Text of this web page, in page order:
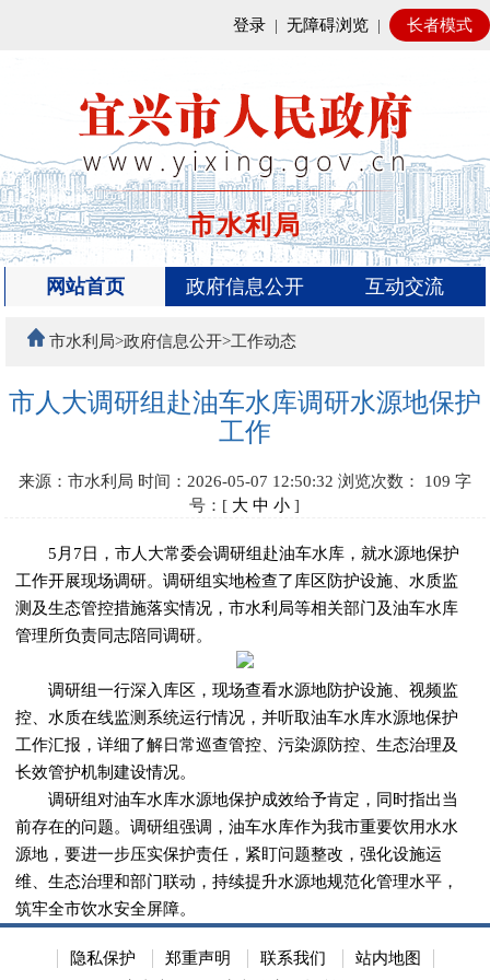
登录 | 无障碍浏览 | 长者模式
市水利局
网站首页 政府信息公开 互动交流
市水利局>政府信息公开>工作动态
市人大调研组赴油车水库调研水源地保护
工作
来源：市水利局 时间：2026-05-07 12:50:32 浏览次数： 109 字
号：[ 大 中 小 ]
5月7日，市人大常委会调研组赴油车水库，就水源地保护
工作开展现场调研。调研组实地检查了库区防护设施、水质监
测及生态管控措施落实情况，市水利局等相关部门及油车水库
管理所负责同志陪同调研。
调研组一行深入库区，现场查看水源地防护设施、视频监
控、水质在线监测系统运行情况，并听取油车水库水源地保护
工作汇报，详细了解日常巡查管控、污染源防控、生态治理及
长效管护机制建设情况。
调研组对油车水库水源地保护成效给予肯定，同时指出当
前存在的问题。调研组强调，油车水库作为我市重要饮用水水
源地，要进一步压实保护责任，紧盯问题整改，强化设施运
维、生态治理和部门联动，持续提升水源地规范化管理水平，
筑牢全市饮水安全屏障。
隐私保护 郑重声明 联系我们
站内地图